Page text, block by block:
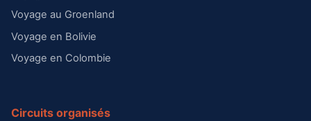
Voyage au Groenland
Voyage en Bolivie
Voyage en Colombie
Circuits organisés